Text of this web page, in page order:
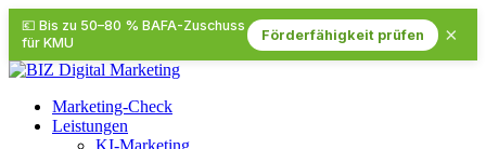
💶 Bis zu 50–80 % BAFA-Zuschuss
für KMU
Förderfähigkeit prüfen ×
Marketing-Check
Leistungen
KI-Marketing